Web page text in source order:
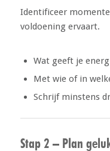
Identificeer
voldoening ervaart.
Wat geeft je
Met wie of in
Schrijf minstens
Stap 2 – Plan